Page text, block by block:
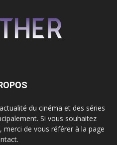
du cinéma et des séries
Si vous souhaitez
de vous référer à la page